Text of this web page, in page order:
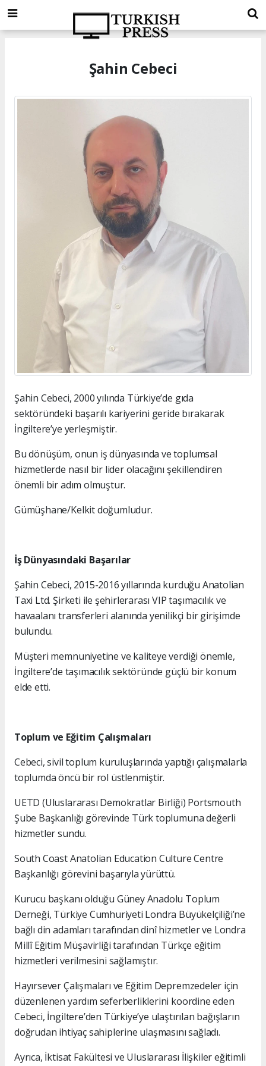
Şahin Cebeci
Şahin Cebeci, 2000 yılında Türkiye’de gıda
sektöründeki başarılı kariyerini geride bırakarak
İngiltere’ye yerleşmiştir.
Bu dönüşüm, onun iş dünyasında ve toplumsal
hizmetlerde nasıl bir lider olacağını şekillendiren
önemli bir adım olmuştur.
Gümüşhane/Kelkit doğumludur.
İş Dünyasındaki Başarılar
Şahin Cebeci, 2015-2016 yıllarında kurduğu Anatolian
Taxi Ltd. Şirketi ile şehirlerarası VIP taşımacılık ve
havaalanı transferleri alanında yenilikçi bir girişimde
bulundu.
Müşteri memnuniyetine ve kaliteye verdiği önemle,
İngiltere’de taşımacılık sektöründe güçlü bir konum
elde etti.
Toplum ve Eğitim Çalışmaları
Cebeci, sivil toplum kuruluşlarında yaptığı çalışmalarla
toplumda öncü bir rol üstlenmiştir.
UETD (Uluslararası Demokratlar Birliği) Portsmouth
Şube Başkanlığı görevinde Türk toplumuna değerli
hizmetler sundu.
South Coast Anatolian Education Culture Centre
Başkanlığı görevini başarıyla yürüttü.
Kurucu başkanı olduğu Güney Anadolu Toplum
Derneği, Türkiye Cumhuriyeti Londra Büyükelçiliği’ne
bağlı din adamları tarafından dinî hizmetler ve Londra
Millî Eğitim Müşavirliği tarafından Türkçe eğitim
hizmetleri verilmesini sağlamıştır.
Hayırsever Çalışmaları ve Eğitim Depremzedeler için
düzenlenen yardım seferberliklerini koordine eden
Cebeci, İngiltere’den Türkiye’ye ulaştırılan bağışların
doğrudan ihtiyaç sahiplerine ulaşmasını sağladı.
Ayrıca, İktisat Fakültesi ve Uluslararası İlişkiler eğitimli